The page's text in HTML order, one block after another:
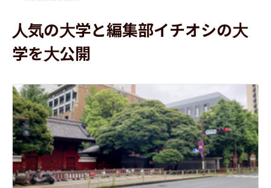
人気の大学と編集部イチオシの大
学を大公開